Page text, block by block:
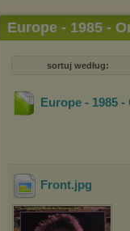
Europe - 1985 -
sortuj według:
Europe - 1985
Front.jpg